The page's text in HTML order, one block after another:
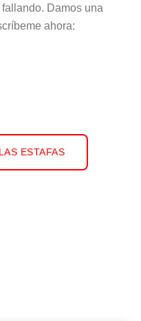
Damos una
ahora:
ESTAFAS